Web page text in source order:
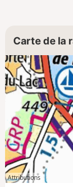
Carte de la
Attributions